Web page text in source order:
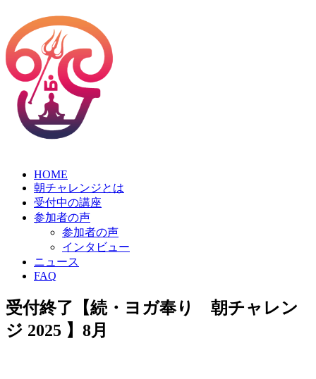
HOME
朝チャレンジとは
受付中の講座
参加者の声
参加者の声
インタビュー
ニュース
FAQ
受付終了【続・ヨガ奉り 朝チャレン
ジ 2025 】8月